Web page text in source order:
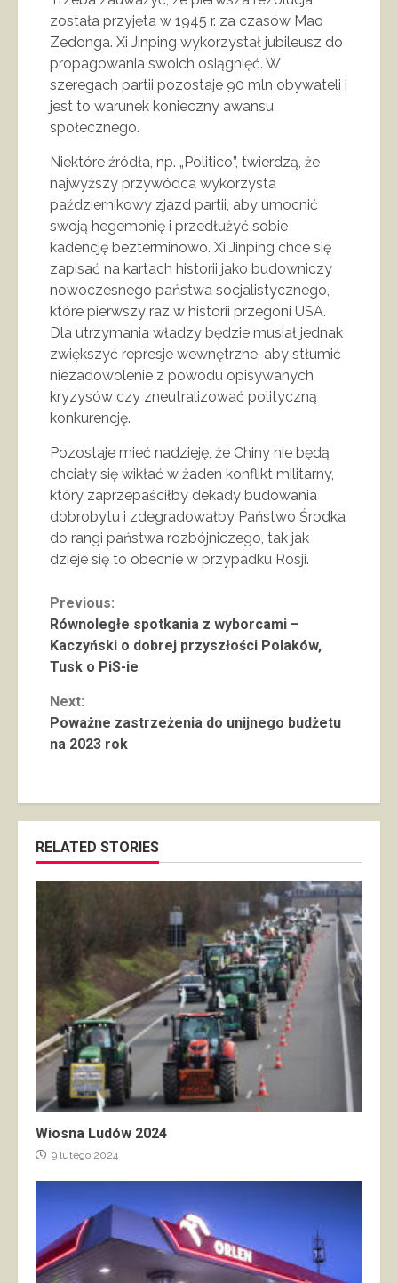
została przyjęta w 1945 r. za czasów Mao
Zedonga. Xi Jinping wykorzystał jubileusz do
propagowania swoich osiągnięć. W
szeregach partii pozostaje 90 mln obywateli i
jest to warunek konieczny awansu
społecznego.
Niektóre źródła, np. „Politico”, twierdzą, że
najwyższy przywódca wykorzysta
październikowy zjazd partii, aby umocnić
swoją hegemonię i przedłużyć sobie
kadencję bezterminowo. Xi Jinping chce się
zapisać na kartach historii jako budowniczy
nowoczesnego państwa socjalistycznego,
które pierwszy raz w historii przegoni USA.
Dla utrzymania władzy będzie musiał jednak
zwiększyć represje wewnętrzne, aby stłumić
niezadowolenie z powodu opisywanych
kryzysów czy zneutralizować polityczną
konkurencję.
Pozostaje mieć nadzieję, że Chiny nie będą
chciały się wikłać w żaden konflikt militarny,
który zaprzepaściłby dekady budowania
dobrobytu i zdegradowałby Państwo Środka
do rangi państwa rozbójniczego, tak jak
dzieje się to obecnie w przypadku Rosji.
Continue
Reading
Previous:
Równoległe spotkania z wyborcami –
Kaczyński o dobrej przyszłości Polaków,
Tusk o PiS-ie
Next:
Poważne zastrzeżenia do unijnego budżetu
na 2023 rok
RELATED STORIES
Wiosna Ludów 2024
9 lutego 2024